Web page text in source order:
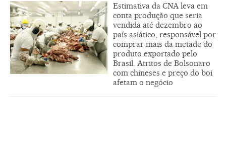
Estimativa da CNA leva em
conta produção que seria
vendida até dezembro ao
país asiático, responsável por
comprar mais da metade do
produto exportado pelo
Brasil. Atritos de Bolsonaro
com chineses e preço do boi
afetam o negócio